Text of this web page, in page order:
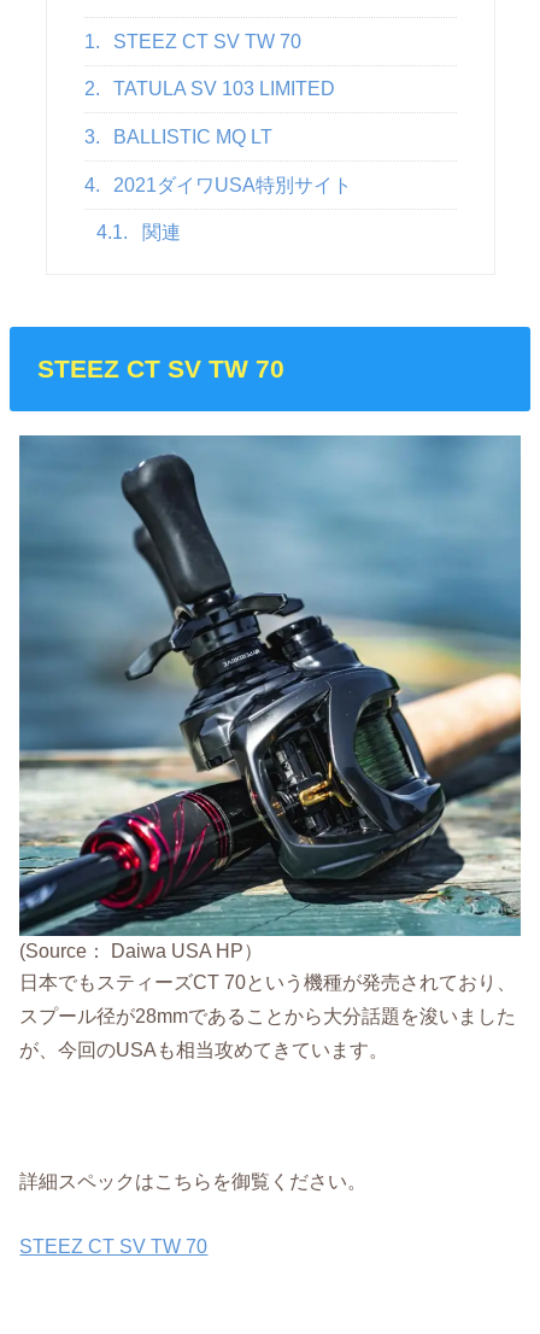
1. STEEZ CT SV TW 70
2. TATULA SV 103 LIMITED
3. BALLISTIC MQ LT
4. 2021ダイワUSA特別サイト
4.1. 関連
STEEZ CT SV TW 70
(Source： Daiwa USA HP）
日本でもスティーズCT 70という機種が発売されており、
スプール径が28mmであることから大分話題を浚いました
が、今回のUSAも相当攻めてきています。
詳細スペックはこちらを御覧ください。
STEEZ CT SV TW 70